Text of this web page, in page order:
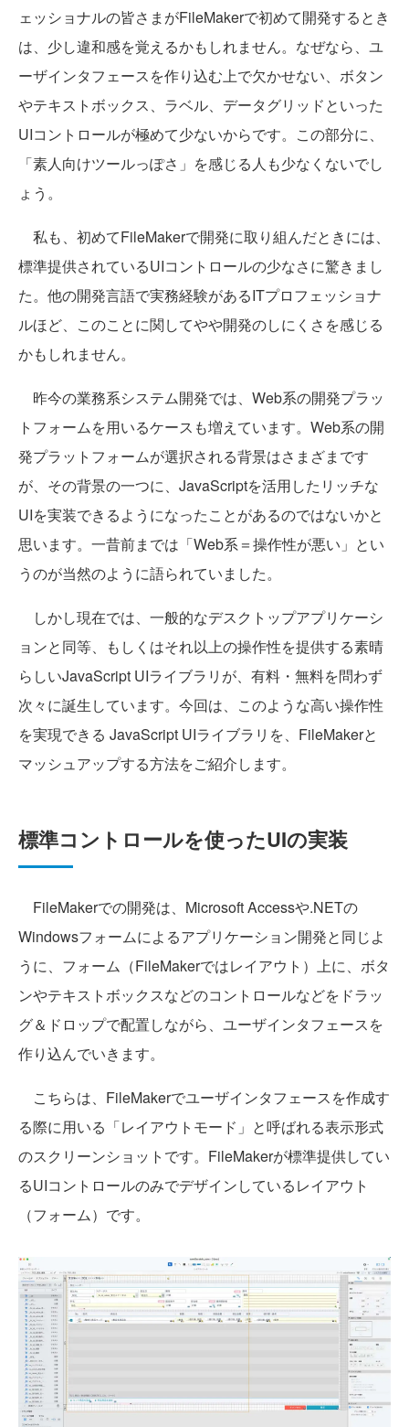
ェッショナルの皆さまがFileMakerで初めて開発するとき
は、少し違和感を覚えるかもしれません。なぜなら、ユ
ーザインタフェースを作り込む上で欠かせない、ボタン
やテキストボックス、ラベル、データグリッドといった
UIコントロールが極めて少ないからです。この部分に、
「素人向けツールっぽさ」を感じる人も少なくないでし
ょう。
私も、初めてFileMakerで開発に取り組んだときには、
標準提供されているUIコントロールの少なさに驚きまし
た。他の開発言語で実務経験があるITプロフェッショナ
ルほど、このことに関してやや開発のしにくさを感じる
かもしれません。
昨今の業務系システム開発では、Web系の開発プラッ
トフォームを用いるケースも増えています。Web系の開
発プラットフォームが選択される背景はさまざまです
が、その背景の一つに、JavaScriptを活用したリッチな
UIを実装できるようになったことがあるのではないかと
思います。一昔前までは「Web系＝操作性が悪い」とい
うのが当然のように語られていました。
しかし現在では、一般的なデスクトップアプリケーシ
ョンと同等、もしくはそれ以上の操作性を提供する素晴
らしいJavaScript UIライブラリが、有料・無料を問わず
次々に誕生しています。今回は、このような高い操作性
を実現できる JavaScript UIライブラリを、FileMakerと
マッシュアップする方法をご紹介します。
標準コントロールを使ったUIの実装
FileMakerでの開発は、Microsoft Accessや.NETの
Windowsフォームによるアプリケーション開発と同じよ
うに、フォーム（FileMakerではレイアウト）上に、ボタ
ンやテキストボックスなどのコントロールなどをドラッ
グ＆ドロップで配置しながら、ユーザインタフェースを
作り込んでいきます。
こちらは、FileMakerでユーザインタフェースを作成す
る際に用いる「レイアウトモード」と呼ばれる表示形式
のスクリーンショットです。FileMakerが標準提供してい
るUIコントロールのみでデザインしているレイアウト
（フォーム）です。